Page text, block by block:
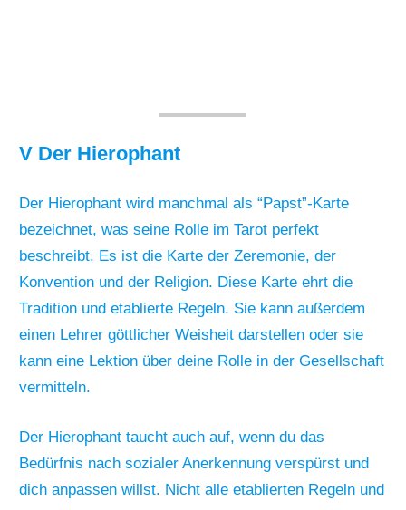
V Der Hierophant
Der Hierophant wird manchmal als “Papst”-Karte
bezeichnet, was seine Rolle im Tarot perfekt
beschreibt. Es ist die Karte der Zeremonie, der
Konvention und der Religion. Diese Karte ehrt die
Tradition und etablierte Regeln. Sie kann außerdem
einen Lehrer göttlicher Weisheit darstellen oder sie
kann eine Lektion über deine Rolle in der Gesellschaft
vermitteln.
Der Hierophant taucht auch auf, wenn du das
Bedürfnis nach sozialer Anerkennung verspürst und
dich anpassen willst. Nicht alle etablierten Regeln und